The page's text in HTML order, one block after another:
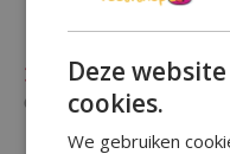
De beoordeling van
(0)
Niet op voorraad
Beschikbaarheid in de
Deze
cookies.
We gebruiken